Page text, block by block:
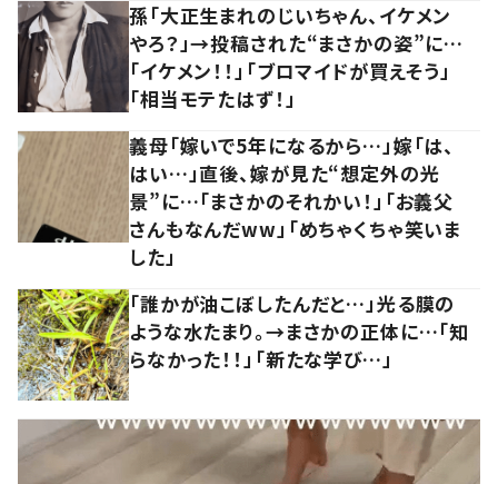
孫「大正生まれのじいちゃん、イケメン
やろ？」→投稿された“まさかの姿”に…
「イケメン！！」「ブロマイドが買えそう」
「相当モテたはず！」
義母「嫁いで5年になるから…」嫁「は、
はい…」直後、嫁が見た“想定外の光
景”に…「まさかのそれかい！」「お義父
さんもなんだww」「めちゃくちゃ笑いま
した」
「誰かが油こぼしたんだと…」光る膜の
ような水たまり。→まさかの正体に…「知
らなかった！！」「新たな学び…」